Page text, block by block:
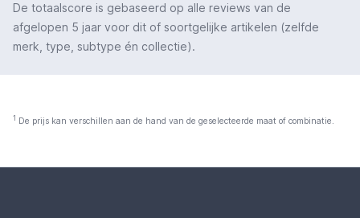
De totaalscore is gebaseerd op alle reviews van de
afgelopen 5 jaar voor dit of soortgelijke artikelen (zelfde
merk, type, subtype én collectie).
1 De prijs kan verschillen aan de hand van de geselecteerde maat of combinatie.